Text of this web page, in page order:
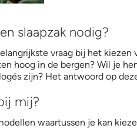
slaapzak nodig?
vraag bij het kiezen
hoog in de bergen? Wil je
zijn? Het antwoord op
mij?
waartussen je kan